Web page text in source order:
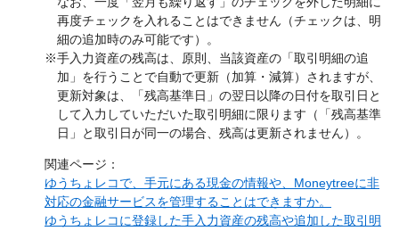
再度チェックを入れることはできません（チェックは、明
細の追加時のみ可能です）。
※手入力資産の残高は、原則、当該資産の「取引明細の追
加」を行うことで自動で更新（加算・減算）されますが、
更新対象は、「残高基準日」の翌日以降の日付を取引日と
して入力していただいた取引明細に限ります（「残高基準
日」と取引日が同一の場合、残高は更新されません）。
関連ページ：
ゆうちょレコで、手元にある現金の情報や、Moneytreeに非
対応の金融サービスを管理することはできますか。
ゆうちょレコに登録した手入力資産の残高や追加した取引明